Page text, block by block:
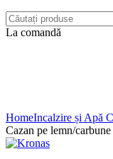
La comandă
HomeIncalzire și Apă
Cazan pe lemn/